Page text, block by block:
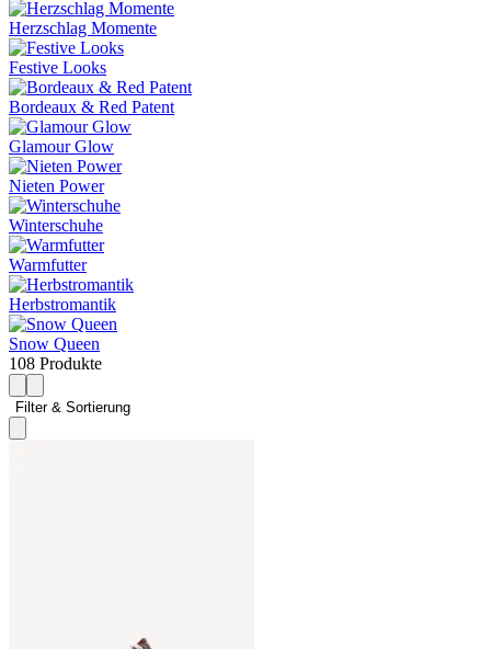
Herzschlag Momente
Festive Looks
Bordeaux & Red Patent
Glamour Glow
Nieten Power
Winterschuhe
Warmfutter
Herbstromantik
Snow Queen
108 Produkte